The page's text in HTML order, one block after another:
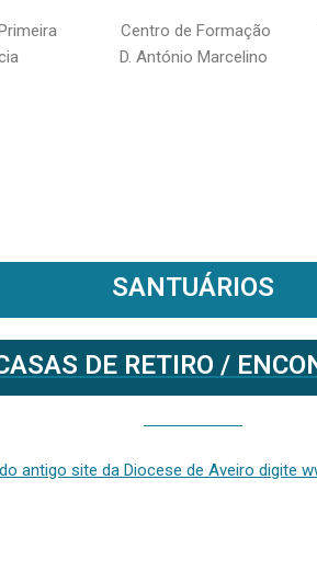
Centro de Formação
D. António Marcelino
SANTUÁRIOS
DE RETIRO /
antigo site da Diocese de Aveiro digite